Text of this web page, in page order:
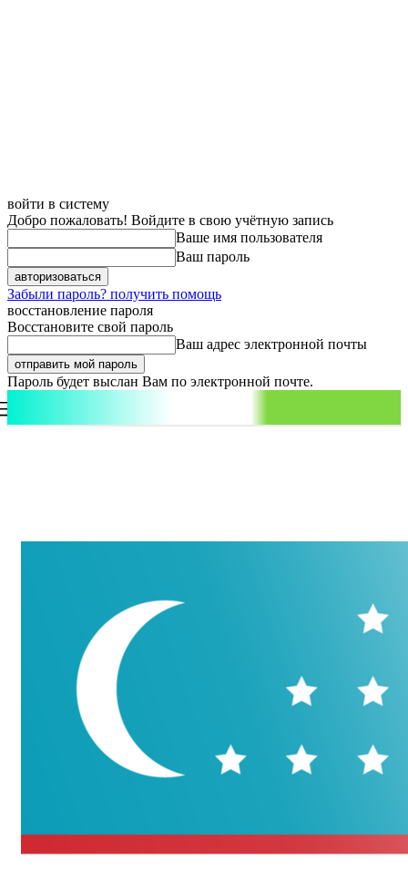
войти в систему
Добро пожаловать! Войдите в свою учётную запись
Ваше имя пользователя
Ваш пароль
Забыли пароль? получить помощь
восстановление пароля
Восстановите свой пароль
Ваш адрес электронной почты
Пароль будет выслан Вам по электронной почте.